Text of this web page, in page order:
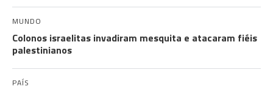
MUNDO
Colonos israelitas invadiram mesquita e atacaram fiéis
palestinianos
PAÍS